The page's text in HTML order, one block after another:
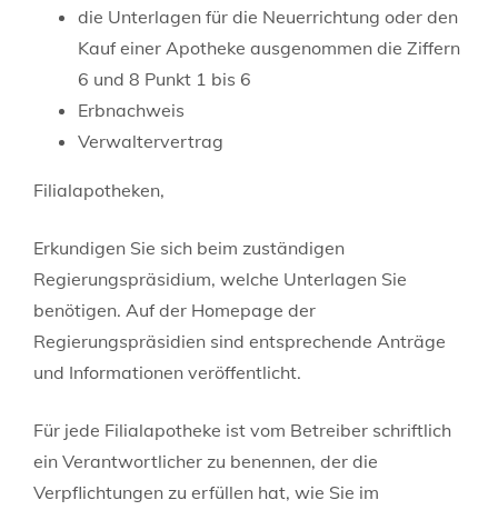
die Unterlagen für die Neuerrichtung oder den
Kauf einer Apotheke ausgenommen die Ziffern
6 und 8 Punkt 1 bis 6
Erbnachweis
Verwaltervertrag
Filialapotheken,
Erkundigen Sie sich beim zuständigen
Regierungspräsidium, welche Unterlagen Sie
benötigen. Auf der Homepage der
Regierungspräsidien sind entsprechende Anträge
und Informationen veröffentlicht.
Für jede Filialapotheke ist vom Betreiber schriftlich
ein Verantwortlicher zu benennen, der die
Verpflichtungen zu erfüllen hat, wie Sie im